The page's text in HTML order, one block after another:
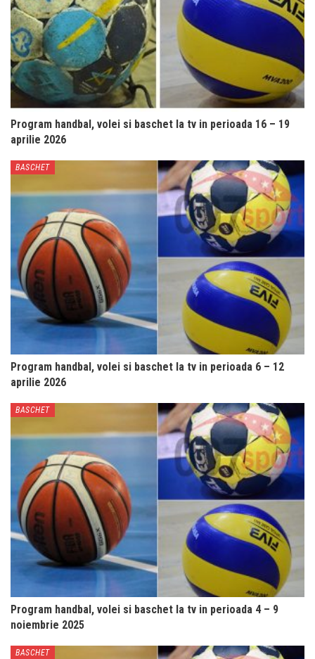
Program handbal, volei si baschet la tv in perioada 16 – 19
aprilie 2026
BASCHET
Program handbal, volei si baschet la tv in perioada 6 – 12
aprilie 2026
BASCHET
Program handbal, volei si baschet la tv in perioada 4 – 9
noiembrie 2025
BASCHET